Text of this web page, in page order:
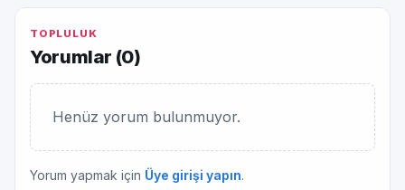
TOPLULUK
Yorumlar (0)
Henüz yorum bulunmuyor.
Yorum yapmak için Üye girişi yapın.